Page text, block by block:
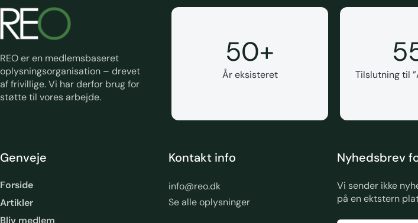
REO er en medlemsbaseret
oplysningsorganisation – drevet
af frivillige. Vi har derfor brug for
støtte til vores arbejde.
50+
År eksisteret Tilslutning til
Genveje
Forside
Artikler
Bliv medlem
Kontakt info
info@reo.dk
Se alle oplysninger
Nyhedsbrev
Vi sender ikke
på en ektstern